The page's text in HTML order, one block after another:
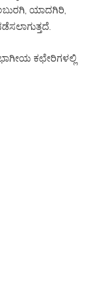
ಯಾದಗಿರಿ,
ಕಛೇರಿಗಳಲ್ಲಿ